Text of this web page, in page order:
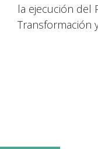
la ejecución del
Transformación